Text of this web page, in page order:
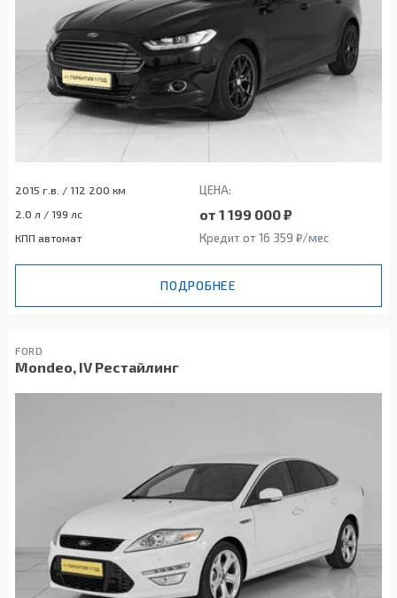
2015 г.в. / 112 200 км ЦЕНА:
2.0 л / 199 лс от 1 199 000 ₽
КПП автомат Кредит от 16 359 ₽/мес
ПОДРОБНЕЕ
FORD
Mondeo, IV Рестайлинг